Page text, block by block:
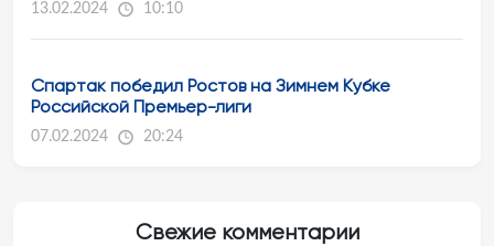
13.02.2024 10:10
Спартак победил Ростов на Зимнем Кубке
Российской Премьер-лиги
07.02.2024 20:24
Свежие комментарии